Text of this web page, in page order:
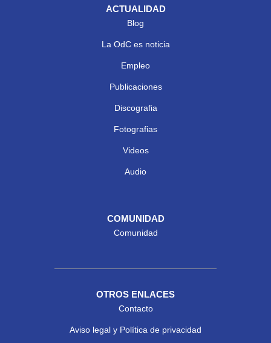
ACTUALIDAD
Blog
La OdC es noticia
Empleo
Publicaciones
Discografia
Fotografias
Videos
Audio
COMUNIDAD
Comunidad
OTROS ENLACES
Contacto
Aviso legal y Política de privacidad